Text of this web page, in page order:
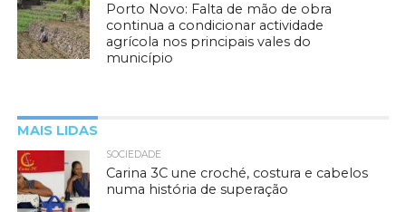
Porto Novo: Falta de mão de obra
continua a condicionar actividade
agrícola nos principais vales do
município
MAIS LIDAS
SOCIEDADE
Carina 3C une croché, costura e cabelos
numa história de superação